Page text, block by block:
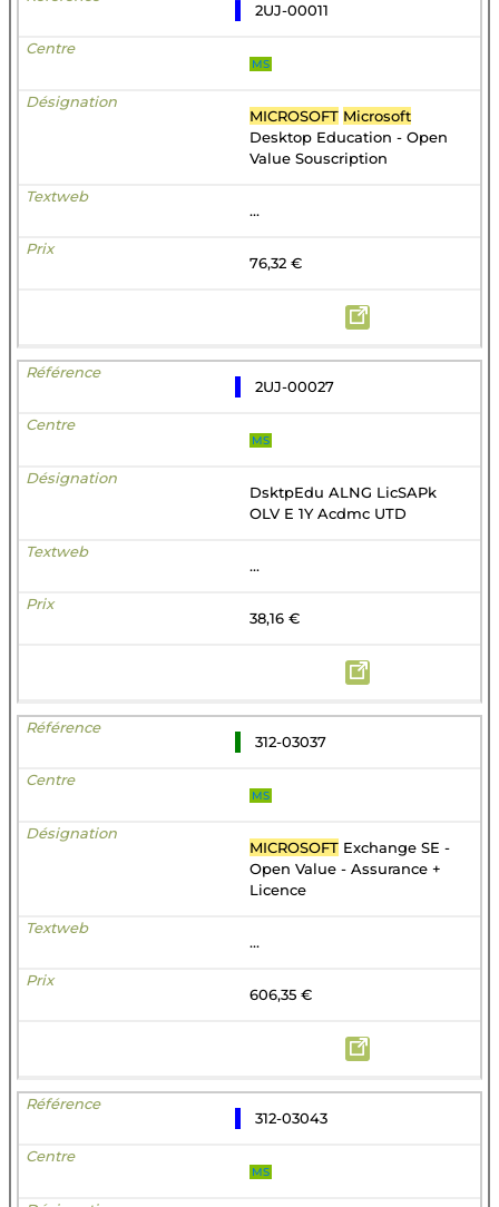
2UJ-00011
MS
MICROSOFT Microsoft
Desktop Education - Open
Value Souscription
...
76,32 €
2UJ-00027
MS
DsktpEdu ALNG LicSAPk
OLV E 1Y Acdmc UTD
...
38,16 €
312-03037
MS
MICROSOFT Exchange SE -
Open Value - Assurance +
Licence
...
606,35 €
312-03043
MS